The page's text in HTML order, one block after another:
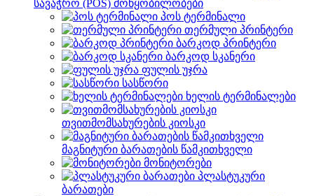
სავაჭრო (POS) მოწყობილობები
პოს ტერმინალი
თერმული პრინტერი
ბარკოდ პრინტერი
ბარკოდ სკანერი
ფულის უჯრა
სასწორი
ხელის ტერმინალები
თვითმომსახურების კიოსკი
მაგნიტური ბარათების წამკითხველი
მონიტორები
პლასტუკური
ბარათები